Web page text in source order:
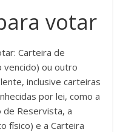
votar
Carteira de
ou outro
inclusive carteiras
por lei, como a
de Reservista, a
físico) e a Carteira